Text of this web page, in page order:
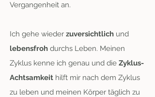
Vergangenheit an.
Ich gehe wieder zuversichtlich und
lebensfroh durchs Leben. Meinen
Zyklus kenne ich genau und die Zyklus-
Achtsamkeit hilft mir nach dem Zyklus
zu leben und meinen Körper täglich zu